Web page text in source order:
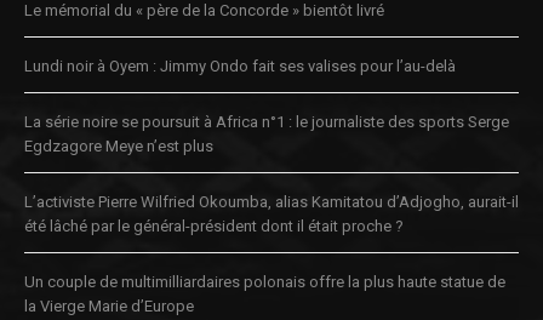
Le mémorial du « père de la Concorde » bientôt livré
Lundi noir à Oyem : Jimmy Ondo fait ses valises pour l’au-delà
La série noire se poursuit à Africa n°1 : le journaliste des sports Serge
Egdzagore Meye n’est plus
L’activiste Pierre Wilfried Okoumba, alias Kamitatou d’Adjogho, aurait-il
été lâché par le général-président dont il était proche ?
Un couple de multimilliardaires polonais offre la plus haute statue de
la Vierge Marie d’Europe